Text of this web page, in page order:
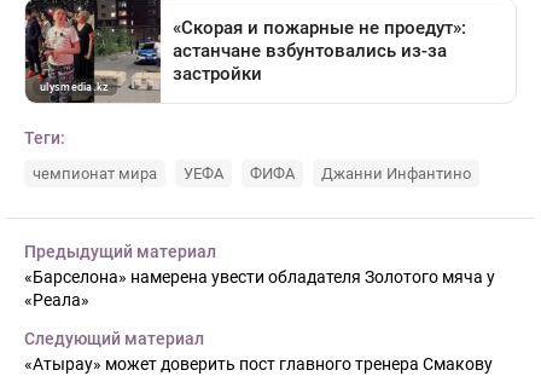
Теги:
чемпионат мира УЕФА ФИФА Джанни Инфантино
Предыдущий материал
«Барселона» намерена увести обладателя Золотого мяча у
«Реала»
Следующий материал
«Атырау» может доверить пост главного тренера Смакову